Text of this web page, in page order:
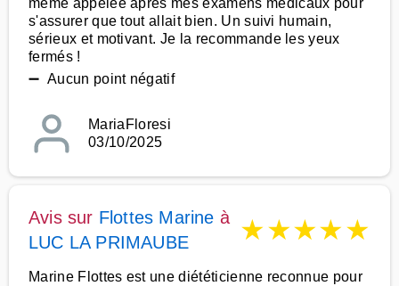
même appelée après mes examens médicaux pour
s'assurer que tout allait bien. Un suivi humain,
sérieux et motivant. Je la recommande les yeux
fermés !
➖ Aucun point négatif
MariaFloresi
03/10/2025
Avis sur Flottes Marine à
LUC LA PRIMAUBE
★★★★★
Marine Flottes est une diététicienne reconnue pour